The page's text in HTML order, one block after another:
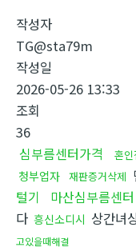
작성자
TG@sta79m
작성일
2026-05-26 13:33
조회
36
심부름센터가격
혼
청부업자 재판증거삭제
털기
마산심부름센터
다 흥신소디시 상간녀
고있을때해결